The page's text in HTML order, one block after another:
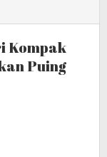
Kompak
Puing